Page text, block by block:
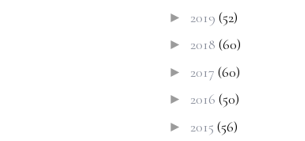
► 2019 (52)
► 2018 (60)
► 2017 (60)
► 2016 (50)
► 2015 (56)